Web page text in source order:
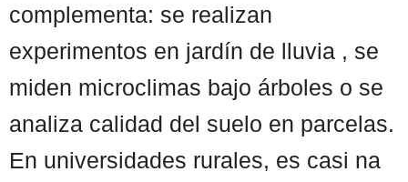
complementa: se realizan
experimentos en jardín de lluvia , se
miden microclimas bajo árboles o se
analiza calidad del suelo en parcelas.
En universidades rurales, es casi na